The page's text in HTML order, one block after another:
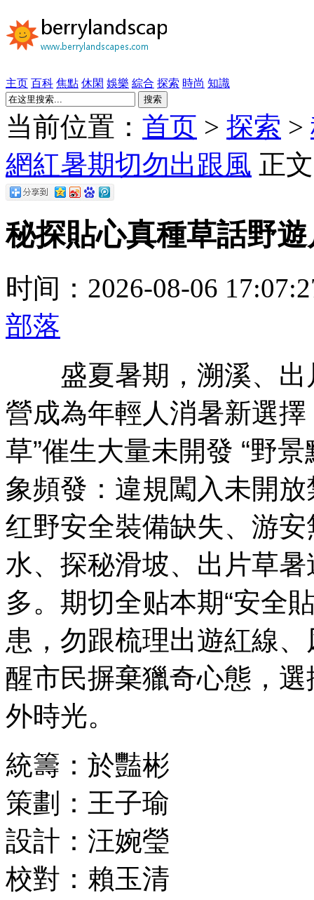
主页 百科 焦點 休閑 娛樂 綜合 探索 時尚 知識
搜索
当前位置： 首页 > 探索 >
網紅暑期切勿出跟風 正文
秘探貼心真種草話野
时间：2026-08-06
部落
盛夏暑期，溯溪、
營成為年輕人消暑新選
草”催生大量未開發 “野
象頻發：違規闖入未開
红野安全裝備缺失、游
水、探秘滑坡、出片草
多。期切全贴本期“安全
患，勿跟梳理出遊紅線
醒市民摒棄獵奇心態，
外時光。
統籌：於豔彬
策劃：王子瑜
設計：汪婉瑩
校對：賴玉清